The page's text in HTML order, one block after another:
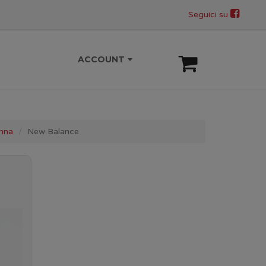
Seguici su
ACCOUNT
New Balance